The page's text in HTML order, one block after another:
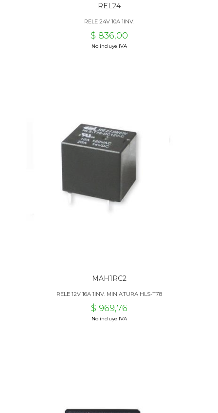
REL24
RELE 24V 10A 1INV.
$ 836,00
No incluye IVA
MAH1RC2
RELE 12V 16A 1INV. MINIATURA HLS-T78
$ 969,76
No incluye IVA